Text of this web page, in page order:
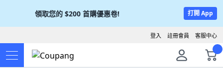
領取您的 $200 首購優惠卷! 打開 App
客服中心
註冊會員
登入